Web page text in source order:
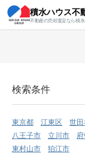
積水ハウス不
不動産の売却査定なら積
積水ハウス不動産の売買
検索条件
東京都 江東区 世田
八王子市
立川市
東村山市
狛江市